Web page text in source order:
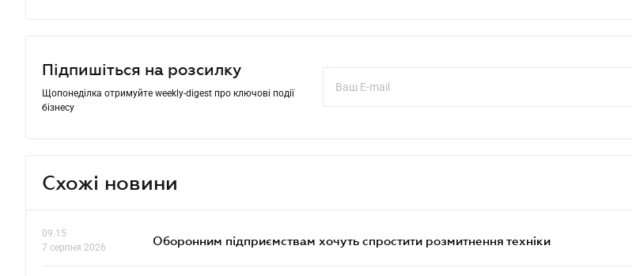
Підпишіться на розсилку
Щопонеділка отримуйте weekly-digest про ключові події
бізнесу
Схожі новини
09.15
7 серпня 2026
Оборонним підприємствам хочуть спростити розмитнення техніки